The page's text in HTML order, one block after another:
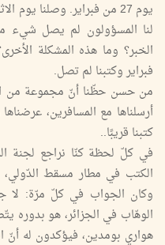
يوم 27 من فبراير. وصلنا
لنا المسؤولون لم يصل شيء
فبراير وكتبنا لم تصل.
من حسن حظّنا أنّ مجموعة من
أرسلناها مع المسافرين،
كتبنا قريبًا..
في كلّ لحظة كنّا نراجع لجنة
الكتب في مطار مسقط الدّولي،
وكان الجواب في كلّ مرّة: لا
الوهّاب في الجزائر، هو بدوره